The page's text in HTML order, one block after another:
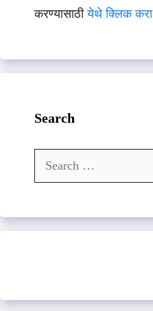
करण्यासाठीयेथे क्लिक करा
Search
Search
for: